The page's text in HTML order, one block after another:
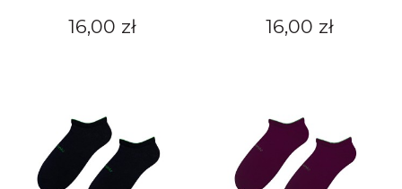
16,00 zł 16,00 zł